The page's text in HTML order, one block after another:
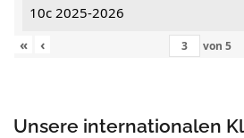
10c 2025-2026
«
‹ von 5
Unsere internationalen